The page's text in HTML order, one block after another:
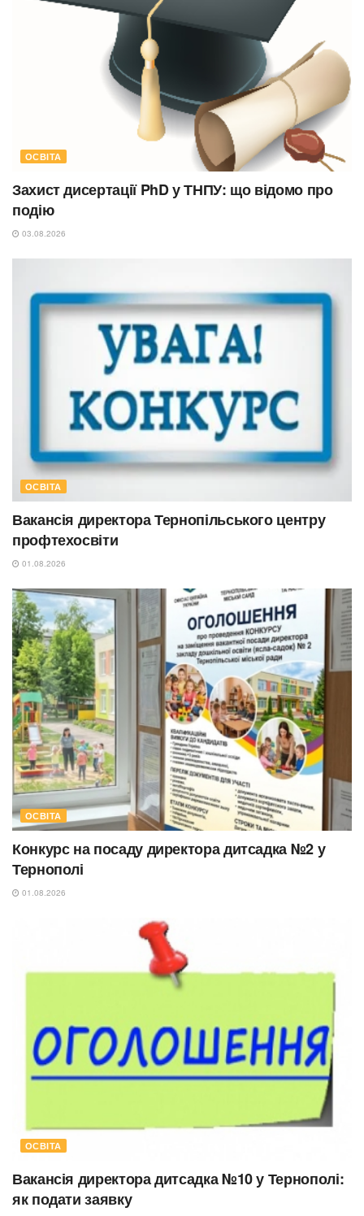
ОСВІТА
Захист дисертації PhD у ТНПУ: що відомо про
подію
03.08.2026
ОСВІТА
Вакансія директора Тернопільського центру
профтехосвіти
01.08.2026
ОСВІТА
Конкурс на посаду директора дитсадка №2 у
Тернополі
01.08.2026
ОСВІТА
Вакансія директора дитсадка №10 у Тернополі:
як подати заявку